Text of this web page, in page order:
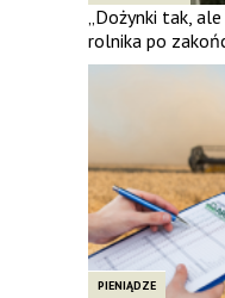
„Dożynki tak,
rolnika po
PIENIĄDZE